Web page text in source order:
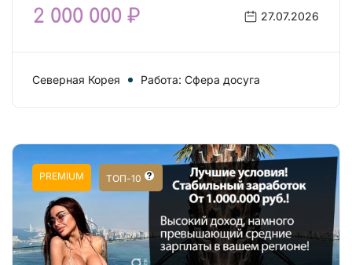
2 000 000 ₽ 27.07.2026
Северная Корея Работа: Сфера досуга
PREMIUM ТОП-10